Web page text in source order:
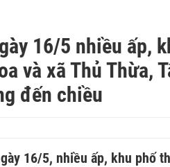
16/5 nhiều ấp,
và xã Thủ Thừa,
đến chiều
16/5, nhiều ấp, khu phố